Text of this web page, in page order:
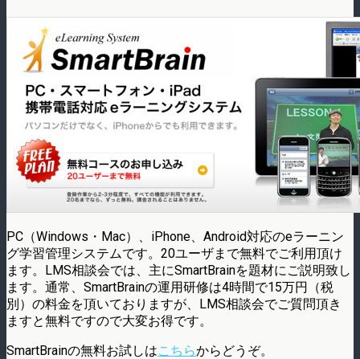
PC（Windows・Mac）、iPhone、Android対応のeラーニン
グ学習管理システムです。20ユーザまで無料でご利用頂け
ます。LMS相談会では、主にSmartBrainを題材にご説明致し
ます。通常、SmartBrainの運用研修は4時間で15万円（税
別）の料金を頂いておりますが、LMS相談会でご質問頂き
ますと無料ですので大変お得です。
SmartBrainの無料お試しはこちらからどうぞ。